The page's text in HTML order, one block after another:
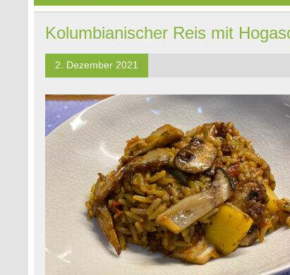
Kolumbianischer Reis mit
2. Dezember 2021